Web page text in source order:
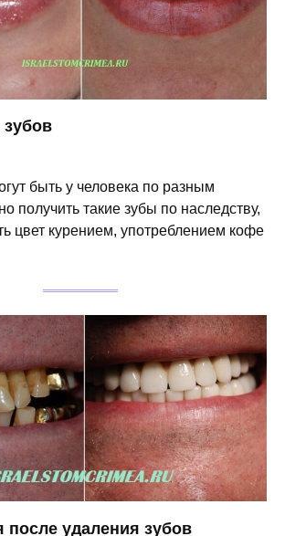
быть у человека по разным
получить такие зубы по наследству,
цвет курением, употреблением кофе
после удаления зубов